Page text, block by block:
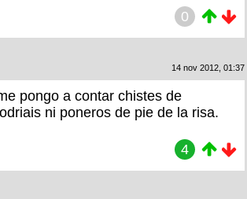
0
14 nov 2012, 01:37
pongo a contar chistes de
ni poneros de pie de la risa.
4